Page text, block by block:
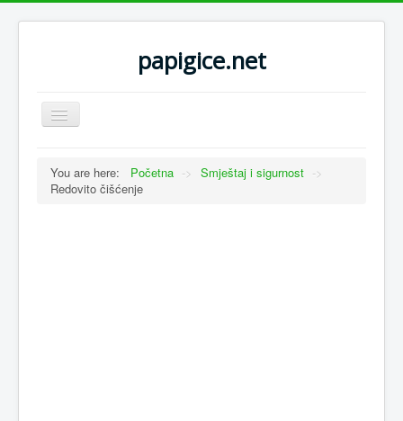
papigice.net
Toggle
Navigation
You are here: Početna -> Smještaj i sigurnost ->
Redovito čišćenje